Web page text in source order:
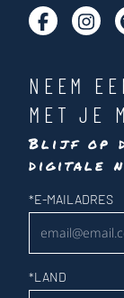
NEEM
MET JE
Blijf op
digitale
Nieuwsbrief
*E-MAILADRES
*LAND